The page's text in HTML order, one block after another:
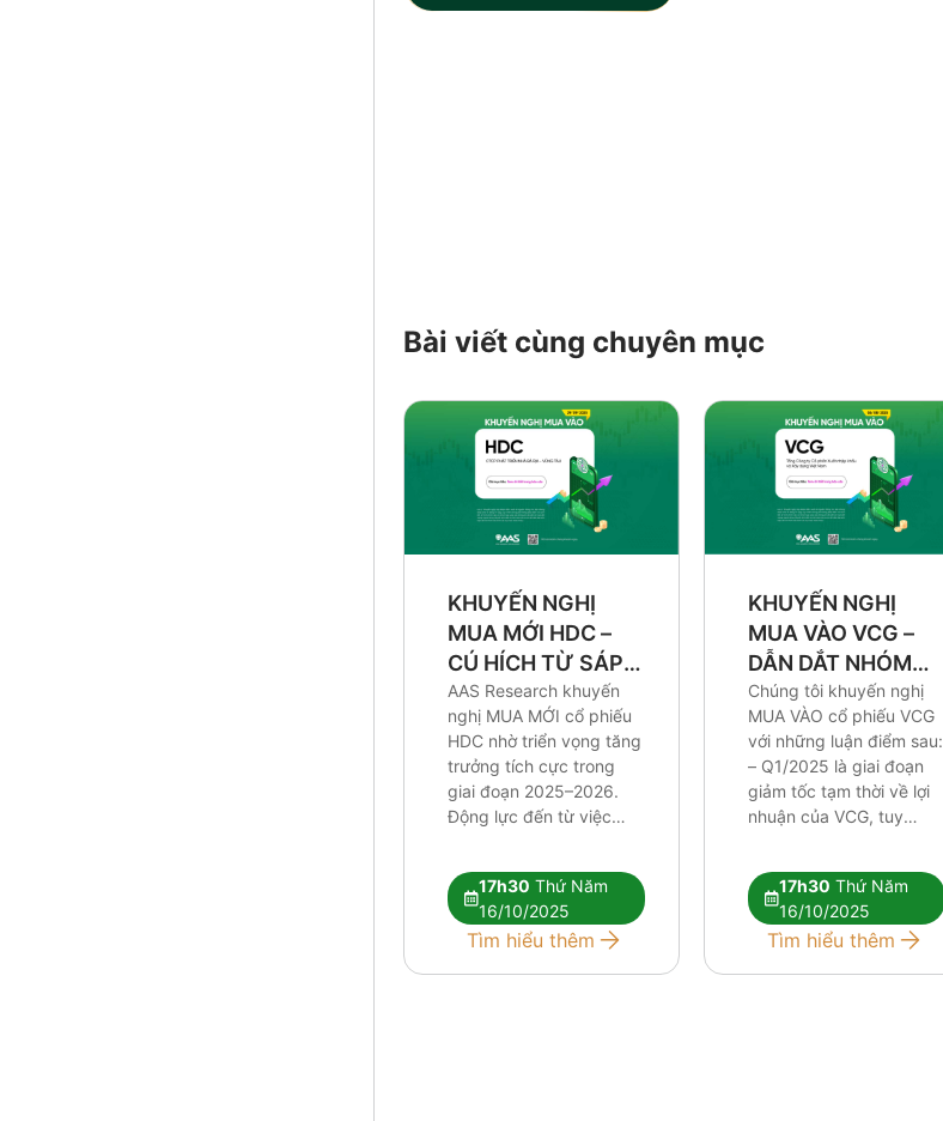
Bài viết cùng chuyên mục
KHUYẾN NGHỊ
MUA MỚI HDC –
CÚ HÍCH TỪ SÁP
NHẬP TỈNH
THÀNH
AAS Research khuyến
nghị MUA MỚI cổ phiếu
HDC nhờ triển vọng tăng
trưởng tích cực trong
giai đoạn 2025–2026.
Động lực đến từ việc
thoái vốn tại Khu du lịch
Đại Dương và tiềm năng
tăng giá bất động sản
17h30 Thứ Năm
16/10/2025
Tìm hiểu thêm
KHUYẾN NGHỊ
MUA VÀO VCG –
DẪN DẮT NHÓM
ĐẦU TƯ CÔNG
Chúng tôi khuyến nghị
MUA VÀO cổ phiếu VCG
với những luận điểm sau:
– Q1/2025 là giai đoạn
giảm tốc tạm thời về lợi
nhuận của VCG, tuy
chi phí tài chính được
kiểm soát và Vinaconex
đang có nhiều dư địa để
17h30 Thứ Năm
16/10/2025
Tìm hiểu thêm